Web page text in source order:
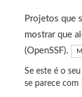
Projetos que
mostrar que
(OpenSSF).
Se este é o
se parece com